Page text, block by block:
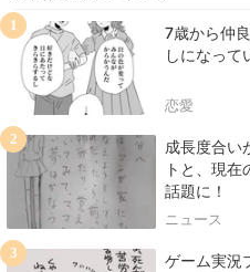
7歳から仲
しになって
恋愛
1
成長度合い
トと、現
話題に！
ニュース
2
ゲーム実況
3